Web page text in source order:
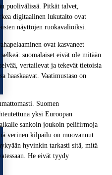
puolivälissä. Pitkät talvet,
digitaalinen lukutaito ovat
näyttöjen ruokavalioiksi.
ovat kasvaneet
suomalaiset eivät ole mitään
vertailevat ja tekevät tietoisia
haaskaavat. Vaatimustaso on
Suomen
yksi Euroopan
sankoin joukoin pelifirmoja
verinen kilpailu on muovannut
hyvinkin tarkasti sitä, mitä
He eivät tyydy